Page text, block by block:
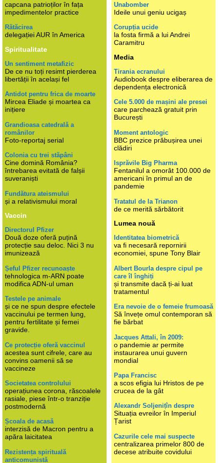
capcana patrioților în fața
impedimentelor practice
Rătăcirea
delegației AUR în America
Spiritualitate
Un sentiment metafizic
De ce nu toți resimt pierderea
libertății în același fel
Antidot pentru frica de moarte
Mircea Eliade și moartea ca
inițiere
Grandioasa catedrală a
românilor
Foto-reportaj serial
Colonia cu trei stăpâni
Cine domină România?
întrebarea evitată de falșii
suveraniști
Fundătura ateismului
și a relativismului moral
Vaccin
Directorul Pfizer
Două doze oferă puțină
protecție sau deloc. Nici 3 nu
imunizează
Șeful Pfizer recunoaște
tehnologica m-ARN poate
modifica ADN-ul uman
Testele pe animale
și ce ne spun despre efectele
vaccinului pe termen lung,
pentru fertilitate și femei
gravide.
Ce protecție oferă vaccinul
acestea sunt cifrele, care au
convins oamenii să se
vaccineze
Societatea controlului
operațiunea corona, răscoalele
rasiale, piese într-o tranziție
postmodernă
Școala de acasă
interzisă de Macron pentru a
apăra laicitatea
Rezistența spirituală
anticomunistă
Unabomber
Ideile unui geniu ucigaș
Corupția ucide
la fosta firmă a lui Andrei
Caramitru
Media
Tirania ecranului
Audiobook despre eliberarea de
dependența electronică
Cele 5.000 de mașini ale presei
care parchează gratuit prin
București
Moment antologic
BBC prezice prăbușirea unei
clădiri
Isprăvile Big Pharma
Fentanilul a omorât 100.000 de
americani în primul an de
pandemie
Tratatul de la Trianon
de ce merită sărbătorit
Lumea nouă
Identitatea biometrică
va fi necesară repornirii
economiei, spune Tony Blair
Albert Bourla despre cipul pe
care îl înghiți
și transmite dacă ți-ai luat
tratamentul
Era nevoie de o femeie frumoasă
Să învețe omul contemporan să
fie bărbat
Jacques Attali, în 2009:
o pandemie ar permite
instaurarea unui guvern
mondial
Papa Francisc
a scos efigia lui Hristos de pe
crucea de la gât
Alexandr Soljenițîn despre
Situația evreilor în Imperiul
Țarist
Cazurile cele mai suspecte
centralizarea primelor 800 de
decese atribuite covidului